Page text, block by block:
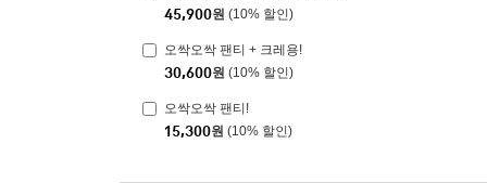
45,900원 (10% 할인)
오싹오싹 팬티 + 크레용!
30,600원 (10% 할인)
오싹오싹 팬티!
15,300원 (10% 할인)